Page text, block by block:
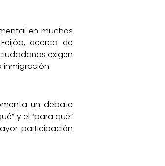
en muchos
acerca de
exigen
un debate
y el “para qué”
participación